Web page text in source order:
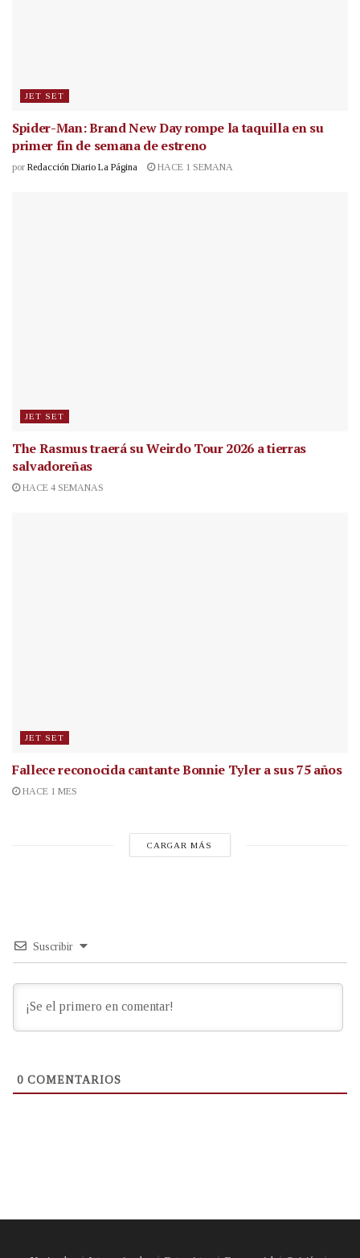
JET SET
Spider-Man: Brand New Day rompe la taquilla en su
primer fin de semana de estreno
por Redacción Diario La Página HACE 1 SEMANA
JET SET
The Rasmus traerá su Weirdo Tour 2026 a tierras
salvadoreñas
HACE 4 SEMANAS
JET SET
Fallece reconocida cantanteBonnie Tyler a sus 75 años
HACE 1 MES
CARGAR MÁS
Suscribir
0 COMENTARIOS